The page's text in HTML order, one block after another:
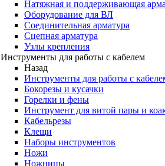
Натяжная и поддерживающая
Оборудование для ВЛ
Соединительная арматура
Сцепная арматура
Узлы крепления
Инструменты для работы с кабелем
Назад
Инструменты для работы с
Бокорезы и кусачки
Горелки и фены
Инструмент для витой пары и
Кабельрезы
Клещи
Наборы инструментов
Ножи
Ножницы